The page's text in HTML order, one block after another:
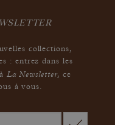
collections,
: entrez dans les
La Newsletter,ce
à vous.